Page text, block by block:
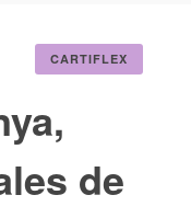
CARTIFLEX
de